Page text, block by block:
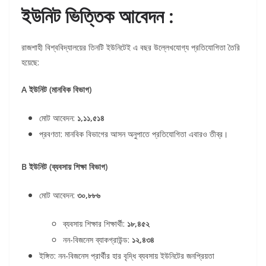
ইউনিট ভিত্তিক আবেদন :
রাজশাহী বিশ্ববিদ্যালয়ের তিনটি ইউনিটেই এ বছর উল্লেখযোগ্য প্রতিযোগিতা তৈরি
হয়েছে:
A ইউনিট (মানবিক বিভাগ)
মোট আবেদন: ১,১১,৫১৪
প্রবণতা: মানবিক বিভাগের আসন অনুপাতে প্রতিযোগিতা এবারও তীব্র।
B ইউনিট (ব্যবসায় শিক্ষা বিভাগ)
মোট আবেদন: ৩০,৮৮৬
ব্যবসায় শিক্ষার শিক্ষার্থী: ১৮,৪৫২
নন-বিজনেস ব্যাকগ্রাউন্ড: ১২,৪৩৪
ইঙ্গিত: নন-বিজনেস প্রার্থীর হার বৃদ্ধি ব্যবসায় ইউনিটের জনপ্রিয়তা